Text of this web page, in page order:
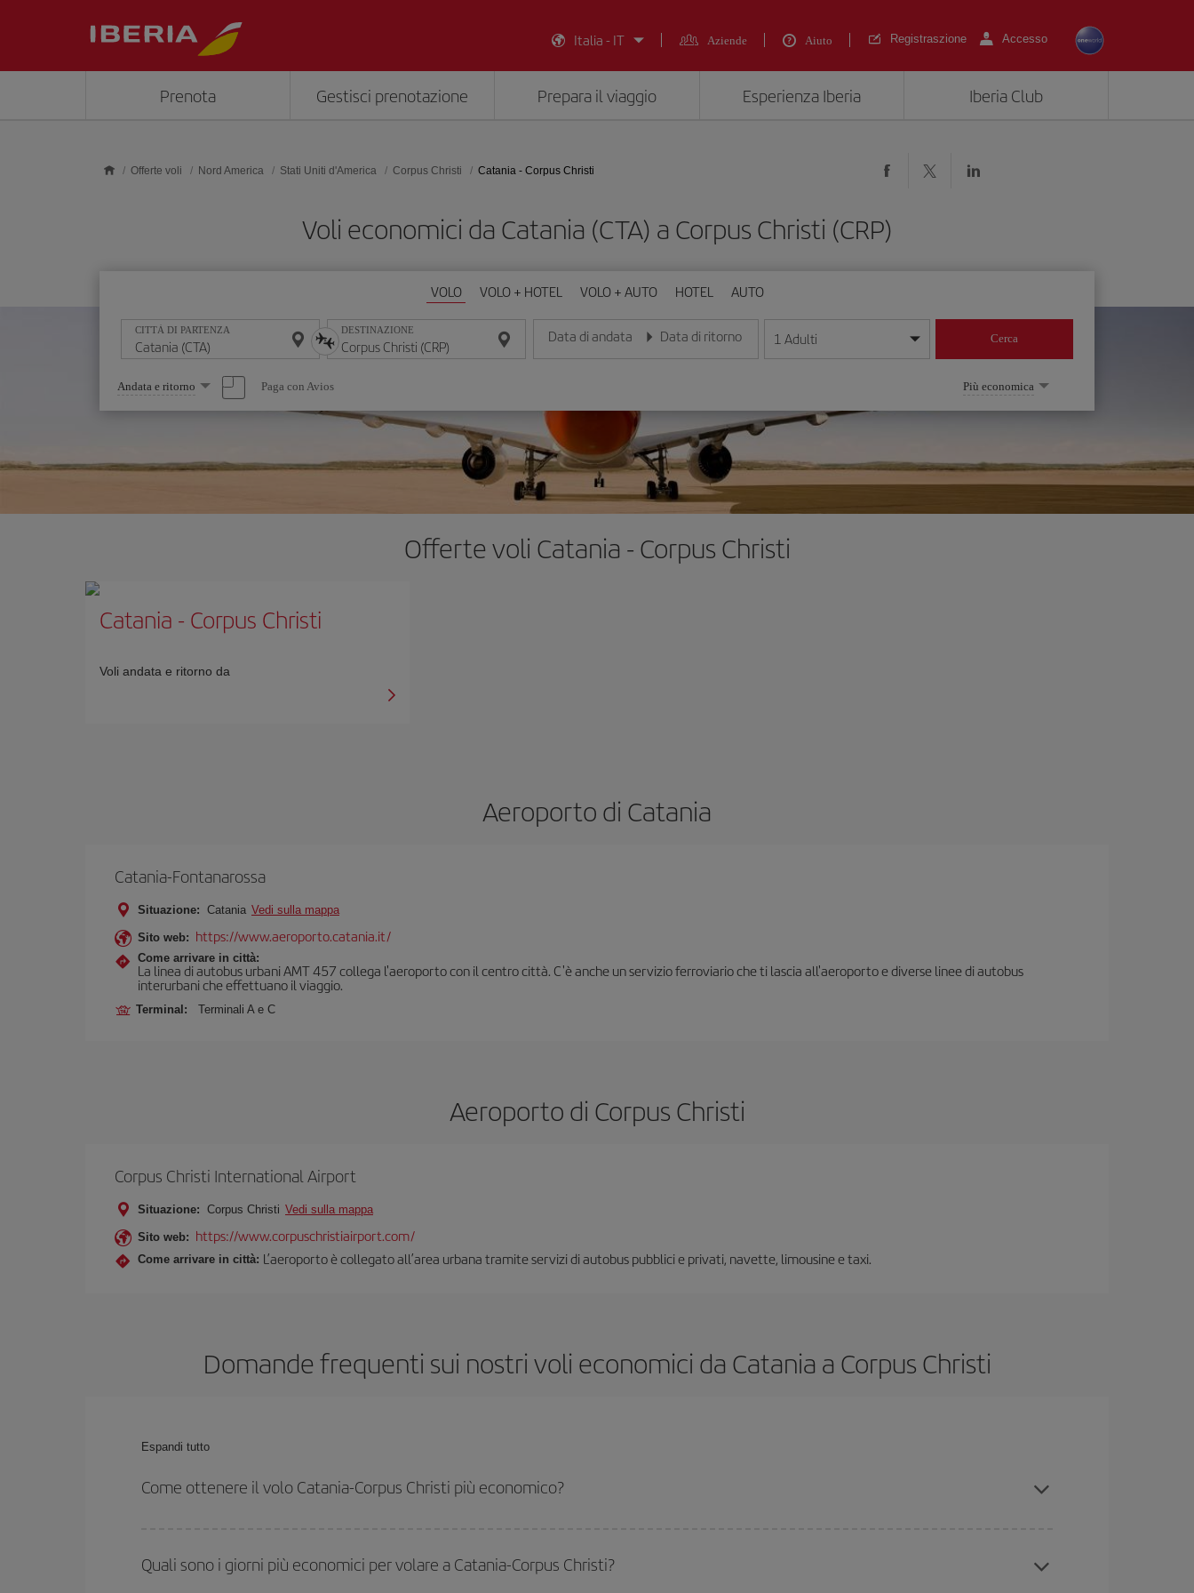
Italia - IT
Aziende Aiuto Registraszione Accesso
Prenota Gestisci prenotazione Prepara il viaggio Esperienza Iberia Iberia Club
Offerte voli Nord America Stati Uniti d'America Corpus Christi Catania - Corpus Christi
Voli economici da Catania (CTA) a Corpus Christi (CRP)
VOLO VOLO + HOTEL VOLO + AUTO HOTEL AUTO
CITTÀ DI PARTENZA DESTINAZIONE Data di andata
Inserisci la data nel formato giorno/mese/anno
Data di ritorno
Inserisci la data nel formato giorno/mese/anno
1 Adulti Cerca
Seleziona
un'opzione
Andata e ritorno Paga con Avios Più economica
Offerte voli Catania - Corpus Christi
Catania - Corpus Christi
Voli andata e ritorno da
Aeroporto di Catania
Catania-Fontanarossa
Situazione: Catania Vedi sulla mappa
Sito web: https://www.aeroporto.catania.it/
Come arrivare in città:
La linea di autobus urbani AMT 457 collega l'aeroporto con il centro città. C'è anche un servizio ferroviario che ti lascia all'aeroporto e diverse linee di autobus
interurbani che effettuano il viaggio.
Terminal: Terminali A e C
Aeroporto di Corpus Christi
Corpus Christi International Airport
Situazione: Corpus Christi Vedi sulla mappa
Sito web: https://www.corpuschristiairport.com/
Come arrivare in città: L’aeroporto è collegato all’area urbana tramite servizi di autobus pubblici e privati, navette, limousine e taxi.
Domande frequenti sui nostri voli economici da Catania a Corpus Christi
Espandi tutto
Come ottenere il volo Catania-Corpus Christi più economico?
date e agli orari di andata e ritorno.
Quali sono i giorni più economici per volare a Catania-Corpus Christi?